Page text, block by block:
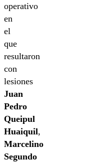
operativo
en
el
que
resultaron
con
lesiones
Juan
Pedro
Queipul
Huaiquil,
Marcelino
Segundo